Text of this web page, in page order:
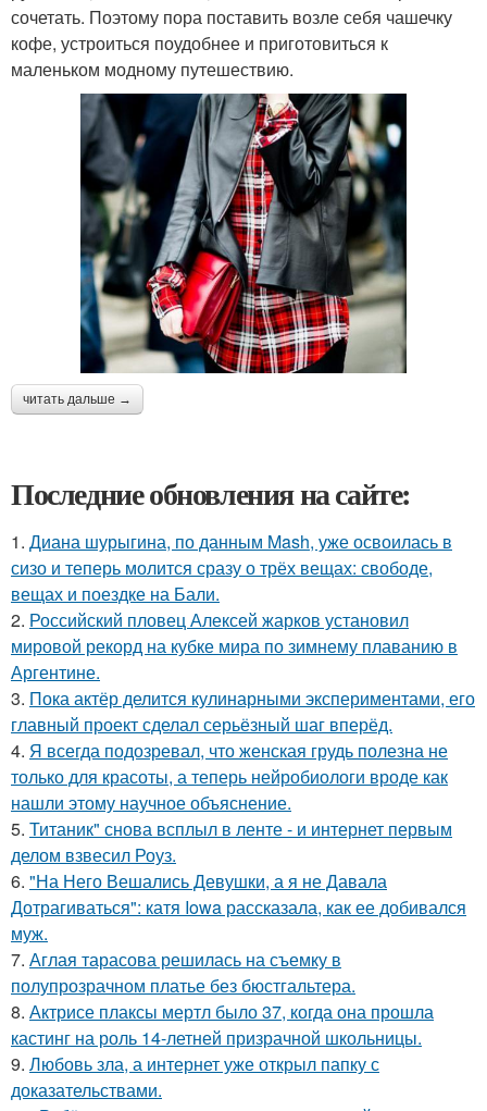
сочетать. Поэтому пора поставить возле себя чашечку
кофе, устроиться поудобнее и приготовиться к
маленьком модному путешествию.
читать дальше →
Последние обновления на сайте:
1. Диана шурыгина, по данным Mash, уже освоилась в
сизо и теперь молится сразу о трёх вещах: свободе,
вещах и поездке на Бали.
2. Российский пловец Алексей жарков установил
мировой рекорд на кубке мира по зимнему плаванию в
Аргентине.
3. Пока актёр делится кулинарными экспериментами, его
главный проект сделал серьёзный шаг вперёд.
4. Я всегда подозревал, что женская грудь полезна не
только для красоты, а теперь нейробиологи вроде как
нашли этому научное объяснение.
5. Титаник" снова всплыл в ленте - и интернет первым
делом взвесил Роуз.
6. "На Него Вешались Девушки, а я не Давала
Дотрагиваться": катя Iowa рассказала, как ее добивался
муж.
7. Аглая тарасова решилась на съемку в
полупрозрачном платье без бюстгальтера.
8. Актрисе плаксы мертл было 37, когда она прошла
кастинг на роль 14-летней призрачной школьницы.
9. Любовь зла, а интернет уже открыл папку с
доказательствами.